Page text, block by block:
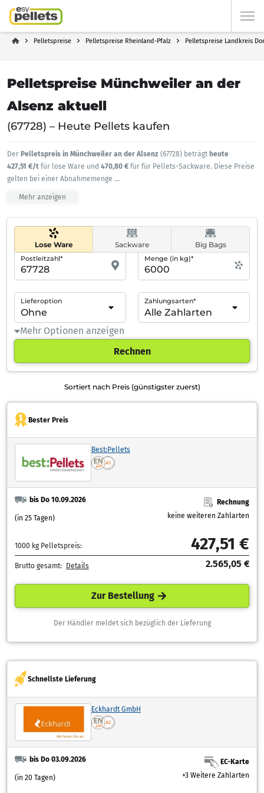
Pelletspreise Pelletspreise Rheinland-Pfalz Pelletspreise Landkreis
Pelletspreise Münchweiler an der
Alsenz aktuell
(67728) – Heute Pellets kaufen
Der Pelletspreis in Münchweiler an der Alsenz (67728) beträgt heute
427,51 €/t für lose Ware und 470,80 € für für Pellets-Sackware. Diese Preise
gelten bei einer Abnahmemenge ...
Mehr anzeigen
Lose Ware Sackware Big Bags
Postleitzahl* Menge (in kg)*
Lieferoption Zahlungsarten*
Mehr Optionen anzeigen
Rechnen
Sortiert nach Preis (günstigster zuerst)
Bester Preis
Best:Pellets
bis Do 10.09.2026
(in 25 Tagen)
Rechnung
keine weiteren Zahlarten
1000 kg Pelletspreis: 427,51 €
Brutto gesamt: Details 2.565,05 €
Zur Bestellung
Der Händler meldet sich bezüglich der Lieferung
Schnellste Lieferung
Eckhardt GmbH
bis Do 03.09.2026
(in 20 Tagen)
EC-Karte
+3 Weitere Zahlarten